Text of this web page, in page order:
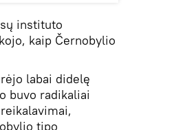
instituto
kaip Černobylio
labai didelę
buvo radikaliai
tipo